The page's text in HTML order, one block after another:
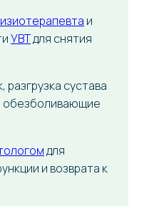
и
УВТдля снятия
разгрузка сустава
обезболивающие
для
и возврата к